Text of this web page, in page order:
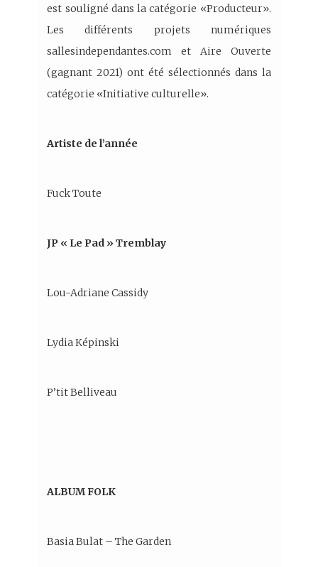
est souligné dans la catégorie «Producteur».
Les différents projets numériques
sallesindependantes.com et Aire Ouverte
(gagnant 2021) ont été sélectionnés dans la
catégorie «Initiative culturelle».
Artiste de l’année
Fuck Toute
JP « Le Pad » Tremblay
Lou-Adriane Cassidy
Lydia Képinski
P’tit Belliveau
ALBUM FOLK
Basia Bulat – The Garden